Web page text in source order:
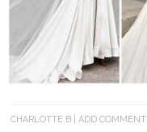
CHARLOTTE B ADD COMMENT